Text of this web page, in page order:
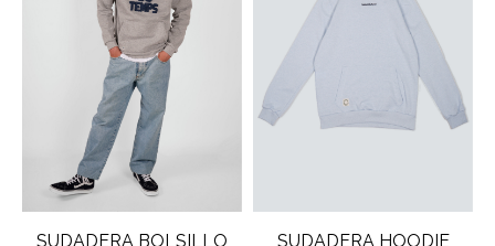
SUDADERA BOLSILLO SUDADERA HOODIE